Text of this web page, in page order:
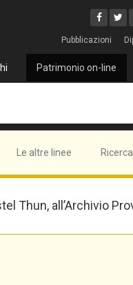
Pubblicazioni
Patrimonio on-line
Le altre linee
Thun, all’Archivio